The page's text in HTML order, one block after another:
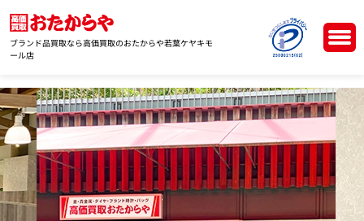
ブランド品買取なら高価買取のおたからや若葉ケヤキモ
ール店